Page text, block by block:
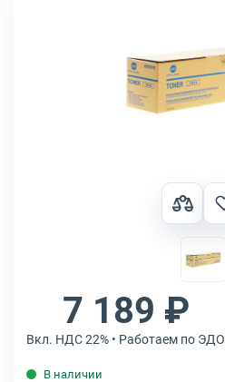
7 189 ₽
Вкл. НДС 22% • Работаем по ЭДО
В наличии